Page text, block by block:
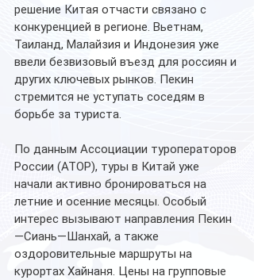
решение Китая отчасти связано с
конкуренцией в регионе. Вьетнам,
Таиланд, Малайзия и Индонезия уже
ввели безвизовый въезд для россиян и
других ключевых рынков. Пекин
стремится не уступать соседям в
борьбе за туриста.
По данным Ассоциации туроператоров
России (АТОР), туры в Китай уже
начали активно бронироваться на
летние и осенние месяцы. Особый
интерес вызывают направления Пекин
—Сиань—Шанхай, а также
оздоровительные маршруты на
курортах Хайнаня. Цены на групповые